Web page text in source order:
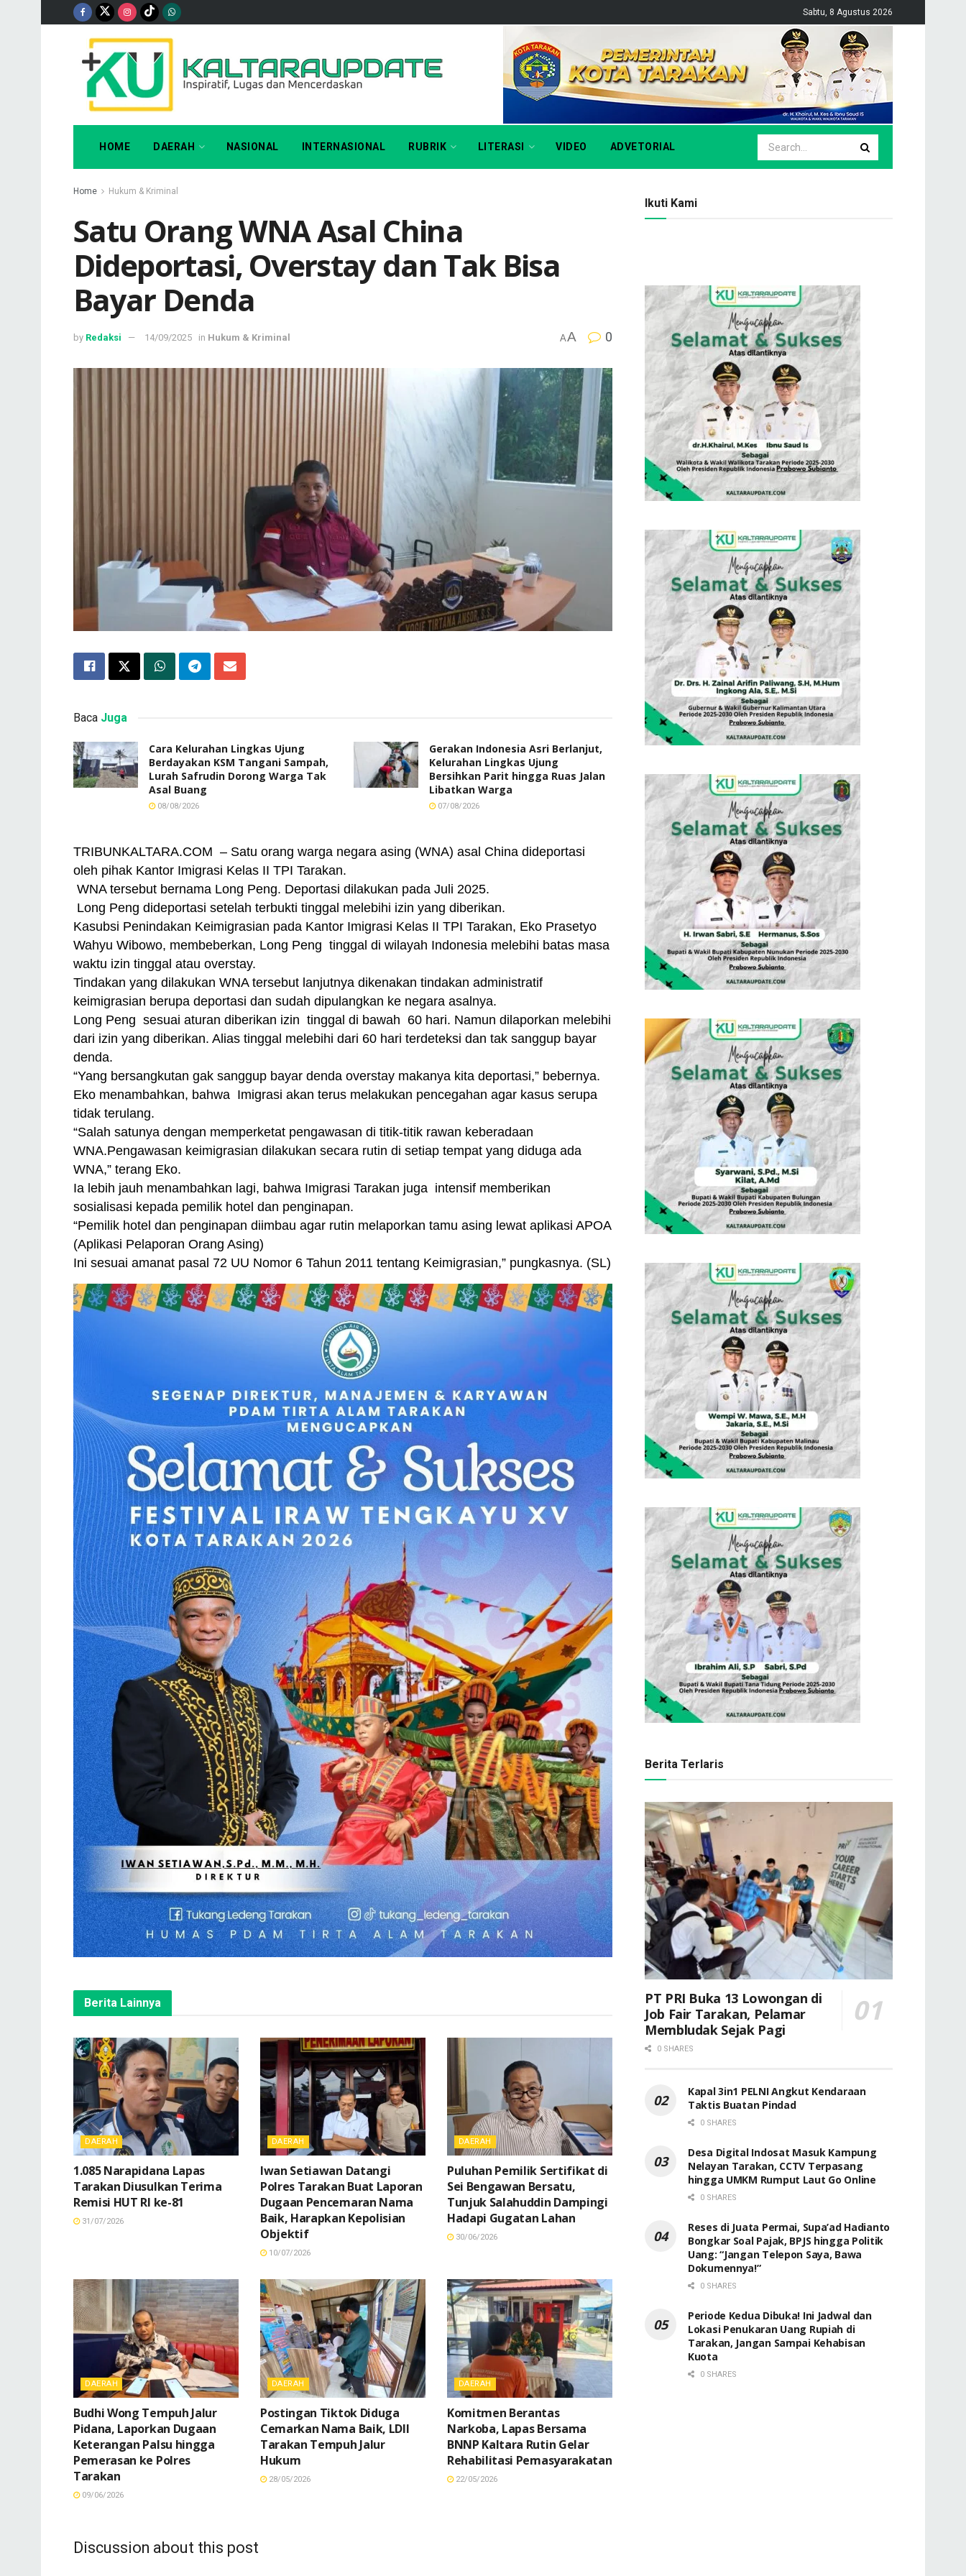
Sabtu, 8 Agustus 2026
HOME DAERAH NASIONAL INTERNASIONAL RUBRIK LITERASI VIDEO ADVETORIAL
Home Hukum & Kriminal
Satu Orang WNA Asal China
Dideportasi, Overstay dan Tak Bisa
Bayar Denda
by Redaksi 14/09/2025 in Hukum & Kriminal AA 0
Baca Juga
Cara Kelurahan Lingkas Ujung
Berdayakan KSM Tangani Sampah,
Lurah Safrudin Dorong Warga Tak
Asal Buang
08/08/2026
Gerakan Indonesia Asri Berlanjut,
Kelurahan Lingkas Ujung
Bersihkan Parit hingga Ruas Jalan
Libatkan Warga
07/08/2026
TRIBUNKALTARA.COM – Satu orang warga negara asing (WNA) asal China dideportasi
oleh pihak Kantor Imigrasi Kelas II TPI Tarakan.
WNA tersebut bernama Long Peng. Deportasi dilakukan pada Juli 2025.
Long Peng dideportasi setelah terbukti tinggal melebihi izin yang diberikan.
Kasubsi Penindakan Keimigrasian pada Kantor Imigrasi Kelas II TPI Tarakan, Eko Prasetyo
Wahyu Wibowo, membeberkan, Long Peng tinggal di wilayah Indonesia melebihi batas masa
waktu izin tinggal atau overstay.
Tindakan yang dilakukan WNA tersebut lanjutnya dikenakan tindakan administratif
keimigrasian berupa deportasi dan sudah dipulangkan ke negara asalnya.
Long Peng sesuai aturan diberikan izin tinggal di bawah 60 hari. Namun dilaporkan melebihi
dari izin yang diberikan. Alias tinggal melebihi dari 60 hari terdeteksi dan tak sanggup bayar
denda.
“Yang bersangkutan gak sanggup bayar denda overstay makanya kita deportasi,” bebernya.
Eko menambahkan, bahwa Imigrasi akan terus melakukan pencegahan agar kasus serupa
tidak terulang.
“Salah satunya dengan memperketat pengawasan di titik-titik rawan keberadaan
WNA.Pengawasan keimigrasian dilakukan secara rutin di setiap tempat yang diduga ada
WNA,” terang Eko.
Ia lebih jauh menambahkan lagi, bahwa Imigrasi Tarakan juga intensif memberikan
sosialisasi kepada pemilik hotel dan penginapan.
“Pemilik hotel dan penginapan diimbau agar rutin melaporkan tamu asing lewat aplikasi APOA
(Aplikasi Pelaporan Orang Asing)
Ini sesuai amanat pasal 72 UU Nomor 6 Tahun 2011 tentang Keimigrasian,” pungkasnya. (SL)
Berita Lainnya
DAERAH
1.085 Narapidana Lapas
Tarakan Diusulkan Terima
Remisi HUT RI ke-81
31/07/2026
DAERAH
Iwan Setiawan Datangi
Polres Tarakan Buat Laporan
Dugaan Pencemaran Nama
Baik, Harapkan Kepolisian
Objektif
10/07/2026
DAERAH
Puluhan Pemilik Sertifikat di
Sei Bengawan Bersatu,
Tunjuk Salahuddin Dampingi
Hadapi Gugatan Lahan
30/06/2026
DAERAH
Budhi Wong Tempuh Jalur
Pidana, Laporkan Dugaan
Keterangan Palsu hingga
Pemerasan ke Polres
Tarakan
09/06/2026
DAERAH
Postingan Tiktok Diduga
Cemarkan Nama Baik, LDII
Tarakan Tempuh Jalur
Hukum
28/05/2026
DAERAH
Komitmen Berantas
Narkoba, Lapas Bersama
BNNP Kaltara Rutin Gelar
Rehabilitasi Pemasyarakatan
22/05/2026
Discussion about this post
Ikuti Kami
Berita Terlaris
PT PRI Buka 13 Lowongan di
Job Fair Tarakan, Pelamar
Membludak Sejak Pagi
0 SHARES
Kapal 3in1 PELNI Angkut Kendaraan
Taktis Buatan Pindad
0 SHARES
Desa Digital Indosat Masuk Kampung
Nelayan Tarakan, CCTV Terpasang
hingga UMKM Rumput Laut Go Online
0 SHARES
Reses di Juata Permai, Supa’ad Hadianto
Bongkar Soal Pajak, BPJS hingga Politik
Uang: “Jangan Telepon Saya, Bawa
Dokumennya!”
0 SHARES
Periode Kedua Dibuka! Ini Jadwal dan
Lokasi Penukaran Uang Rupiah di
Tarakan, Jangan Sampai Kehabisan
Kuota
0 SHARES